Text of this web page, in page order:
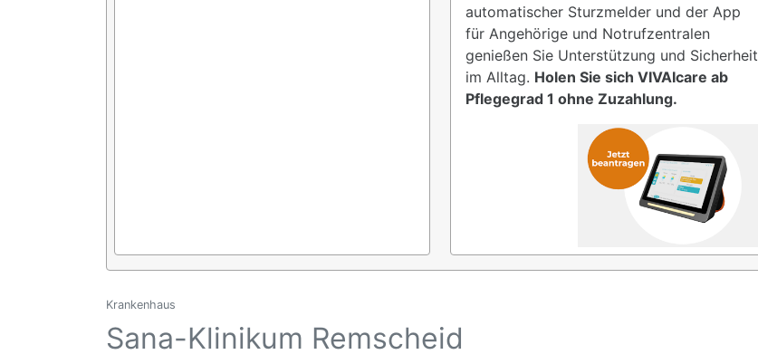
automatischer Sturzmelder und der App
für Angehörige und Notrufzentralen
genießen Sie Unterstützung und Sicherheit
im Alltag. Holen Sie sich VIVAIcare ab
Pflegegrad 1 ohne Zuzahlung.
Krankenhaus
Sana-Klinikum Remscheid